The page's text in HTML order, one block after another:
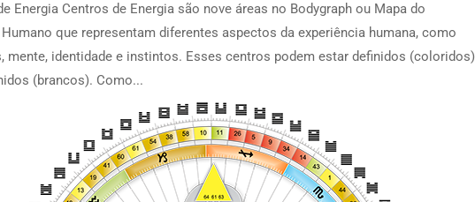
Energia Centros de Energia são nove áreas no Bodygraph ou Mapa do
que representam diferentes aspectos da experiência humana, como
mente, identidade e instintos. Esses centros podem estar definidos (coloridos)
(brancos). Como...